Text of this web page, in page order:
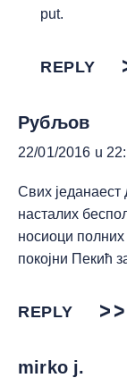
put.
REPLY
Рубљов
22/01/2016 u
Свих једанаест
насталих
носиоци полних
покојни Пекић
REPLY
mirko j.